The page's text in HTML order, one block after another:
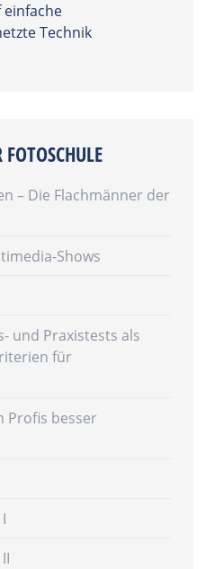
einfache
Technik
– Die Flachmänner der
Shows
und Praxistests als
für
Profis besser